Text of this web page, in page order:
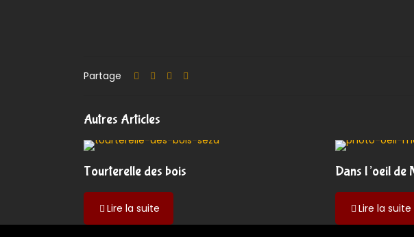
Partage
Autres Articles
Tourterelle des bois
Lire la suite
Tourterelle
Dans l’oeil de
Lire la suite-